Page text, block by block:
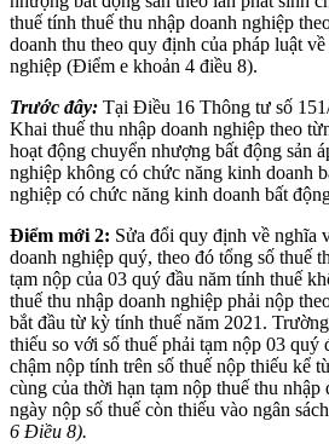
thuế tính thuế thu nhập doanh nghiệp
doanh thu theo quy định của pháp luật
nghiệp (Điểm e khoản 4 điều 8).
Trước đây: Tại Điều 16 Thông tư số
Khai thuế thu nhập doanh nghiệp theo
hoạt động chuyển nhượng bất động sản
nghiệp không có chức năng kinh doanh
nghiệp có chức năng kinh doanh bất
Điểm mới 2: Sửa đổi quy định về nghĩa
doanh nghiệp quý, theo đó tổng số thuế
tạm nộp của 03 quý đầu năm tính thuế
thuế thu nhập doanh nghiệp phải nộp
bắt đầu từ kỳ tính thuế năm 2021.
thiếu so với số thuế phải tạm nộp 03 quý
chậm nộp tính trên số thuế nộp thiếu kể
cùng của thời hạn tạm nộp thuế thu nhập
ngày nộp số thuế còn thiếu vào ngân
6 Điều 8).